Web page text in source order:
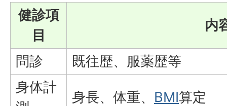
健診項
目
内
問診
既往歴、服薬歴等
身体計
身長、体重、 BMI算定